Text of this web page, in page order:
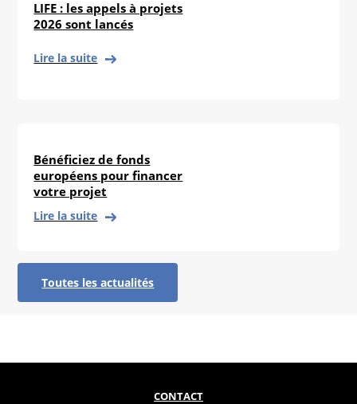
LIFE : les appels à projets
2026 sont lancés
Lire la suite
Bénéficiez de fonds
européens pour financer
votre projet
Lire la suite
Toutes les actualités
CONTACT